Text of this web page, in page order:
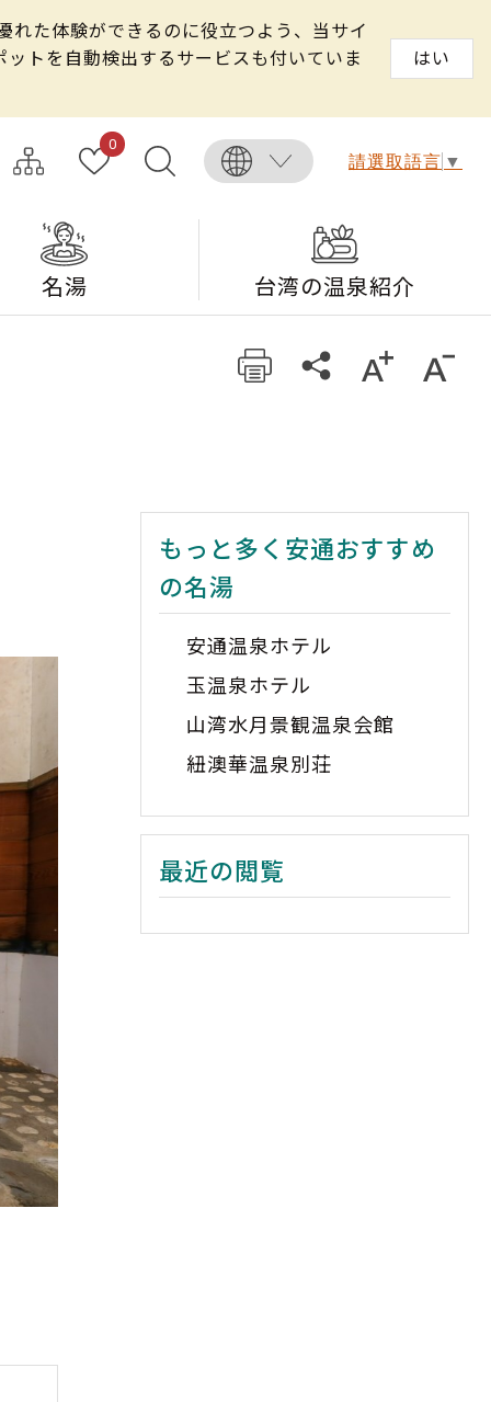
た体験ができるのに役立つよう、当サイ
トを自動検出するサービスも付いていま
はい
0
請選取語言 ▼
名湯 台湾の温泉紹介
もっと多く安通おすすめ
の名湯
安通温泉ホテル
玉温泉ホテル
山湾水月景観温泉会館
紐澳華温泉別荘
最近の閲覧